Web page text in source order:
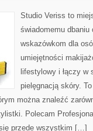
Studio Veriss to
świadomemu dbaniu
wskazówkom dla
umiejętności
lifestylowy i łączy
pielęgnacją skóry.
można znaleźć
Polecam
przede wszystkim […]